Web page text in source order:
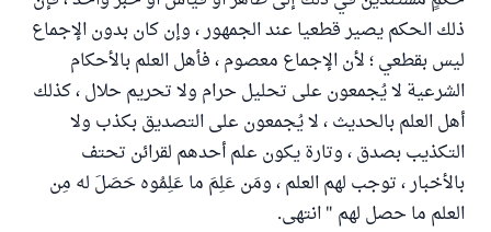
ذلك الحكم يصير قطعيا عند الجمهور ، وإن كان بدون الإجماع
ليس بقطعي ؛ لأن الإجماع معصوم ، فأهل العلم بالأحكام
الشرعية لا يُجمعون على تحليل حرام ولا تحريم حلال ، كذلك
أهل العلم بالحديث ، لا يُجمعون على التصديق بكذب ولا
التكذيب بصدق ، وتارة يكون علم أحدهم لقرائن تحتف
بالأخبار ، توجب لهم العلم ، ومَن عَلِمَ ما عَلِمُوه حَصَلَ له مِن
العلم ما حصل لهم " انتهى.